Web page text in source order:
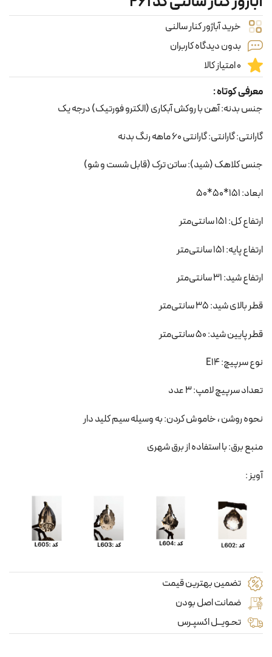
خرید آباژور کنار سالنی
بدون دیدگاه کاربران
0 امتیاز کالا
معرفی کوتاه :
جنس بدنه: آهن با روکش آبکاری (الکترو فورتیک) درجه یک
گارانتی: گارانتی: گارانتی 60 ماهه رنگ بدنه
جنس کلاهک (شید): ساتن ترک (قابل شست و شو)
ابعاد: 151*50*50
ارتفاع کل: 151 سانتی‌متر
ارتفاع پایه: 151 سانتی‌متر
ارتفاع شید: 31 سانتی‌متر
قطر بالای شید: 35 سانتی‌متر
قطر پایین شید: 50 سانتی‌متر
نوع سرپیچ: E14
تعداد سرپیچ لامپ: 3 عدد
نحوه روشن ، خاموش کردن: به وسیله سیم کلید دار
منبع برق: با استفاده از برق شهری
آویز :
تضمین بهترین قیمت
ضمانت اصل بودن
تحـویــل اکسپـرس